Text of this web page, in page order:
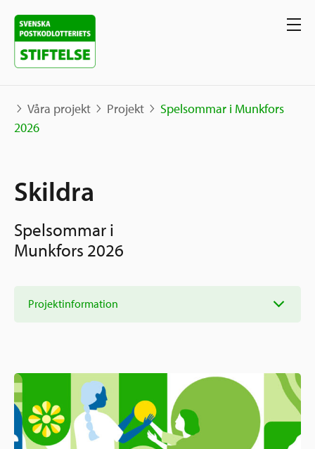
Projekt
Berättelser
Sverige och övriga världen
Samhällsentreprenörskap
Sök stöd
Sverige och övriga världen
Om oss
Hur vi arbetar
Verksamhetsberättelser & årsredovisningar
Medarbetare & styrelse
Kontakt
Våra projekt Projekt
Spelsommar i Munkfors
2026
Skildra
Spelsommar i
Munkfors 2026
Projektinformation